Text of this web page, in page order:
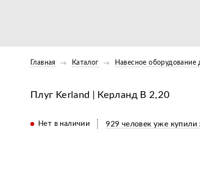
Главная Каталог Навесное оборудование
Плуг Kerland | Керланд B 2,20
Нет в наличии 929 человек уже купили